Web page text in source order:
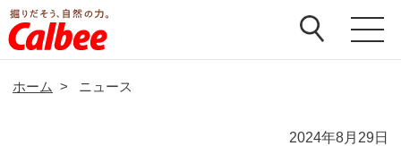
ホーム > ニュース
2024年8月29日